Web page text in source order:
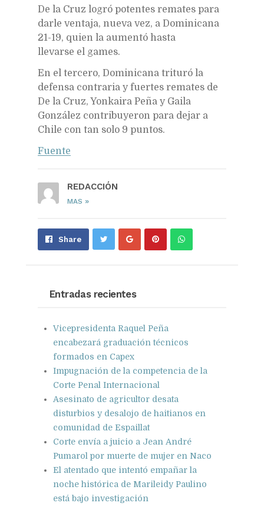
De la Cruz logró potentes remates para
darle ventaja, nueva vez, a Dominicana
21-19, quien la aumentó hasta
llevarse el games.
En el tercero, Dominicana trituró la
defensa contraria y fuertes remates de
De la Cruz, Yonkaira Peña y Gaila
González contribuyeron para dejar a
Chile con tan solo 9 puntos.
Fuente
REDACCIÓN
MAS »
Share Share Pin Send
Entradas recientes
Vicepresidenta Raquel Peña
encabezará graduación técnicos
formados en Capex
Impugnación de la competencia de la
Corte Penal Internacional
Asesinato de agricultor desata
disturbios y desalojo de haitianos en
comunidad de Espaillat
Corte envía a juicio a Jean André
Pumarol por muerte de mujer en Naco
El atentado que intentó empañar la
noche histórica de Marileidy Paulino
está bajo investigación